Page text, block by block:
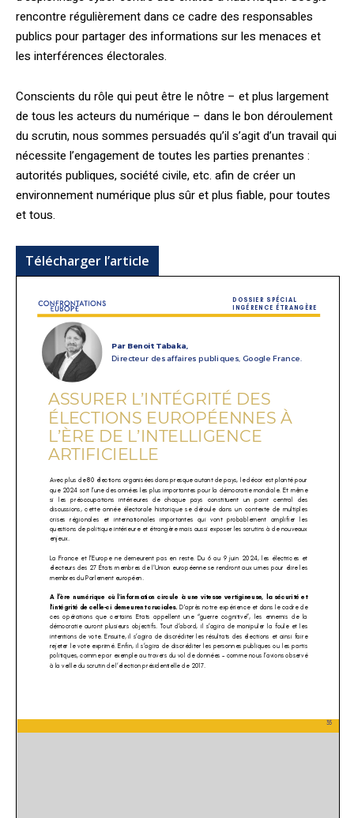
rencontre régulièrement dans ce cadre des responsables
publics pour partager des informations sur les menaces et
les interférences électorales.
Conscients du rôle qui peut être le nôtre – et plus largement
de tous les acteurs du numérique – dans le bon déroulement
du scrutin, nous sommes persuadés qu’il s’agit d’un travail qui
nécessite l’engagement de toutes les parties prenantes :
autorités publiques, société civile, etc. afin de créer un
environnement numérique plus sûr et plus fiable, pour toutes
et tous.
Télécharger l’article